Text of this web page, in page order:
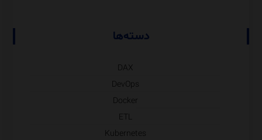
دسته‌ها
DAX
DevOps
Docker
ETL
Kubernetes